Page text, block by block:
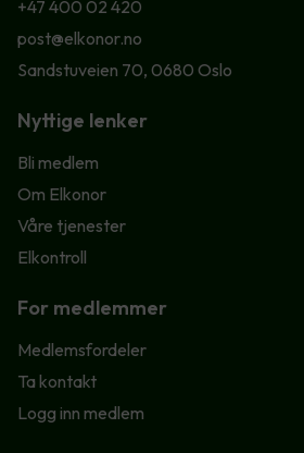
+47 400 02 420
post@elkonor.no
Sandstuveien 70, 0680 Oslo
Nyttige lenker
Bli medlem
Om Elkonor
Våre tjenester
Elkontroll
For medlemmer
Medlemsfordeler
Ta kontakt
Logg inn medlem